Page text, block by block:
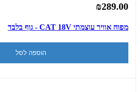
₪289.00
מפוח אוויר עוצמתי CAT 18V - גוף בלבד
הוספה לסל